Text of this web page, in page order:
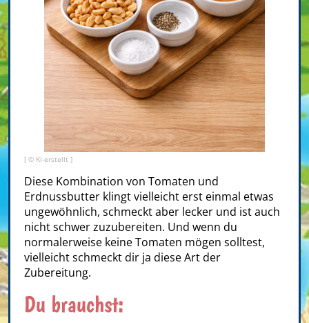
[ © Ki-erstellt ]
Diese Kombination von Tomaten und
Erdnussbutter klingt vielleicht erst einmal etwas
ungewöhnlich, schmeckt aber lecker und ist auch
nicht schwer zuzubereiten. Und wenn du
normalerweise keine Tomaten mögen solltest,
vielleicht schmeckt dir ja diese Art der
Zubereitung.
Du brauchst: